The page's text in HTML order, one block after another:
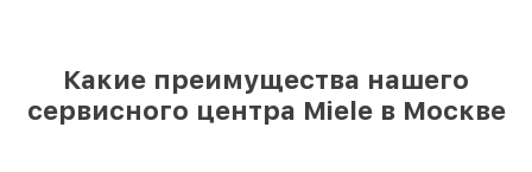
Какие преимущества нашего
сервисного центра Miele в Москве